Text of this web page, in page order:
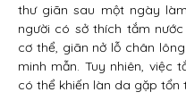
thư giãn sau một ngày
người có sở thích tắm
cơ thể, giãn nở lỗ chân
minh mẫn. Tuy nhiên, việc
có thể khiến làn da gặp tổn